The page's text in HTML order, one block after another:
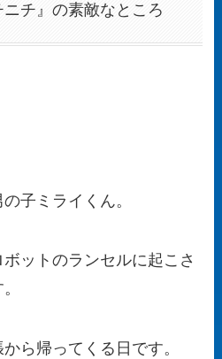
ニチ』の素敵なところ
子ミライくん。
ットのランセルに起こさ
ら帰ってくる日です。